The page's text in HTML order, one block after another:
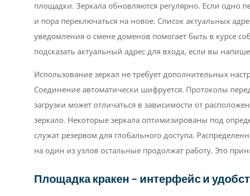
площадки. Зеркала обновляются регулярно. Если одно
и пора переключаться на новое. Список актуальных
уведомления о смене доменов помогает быть в курсе
подсказать актуальный адрес для входа, если вы
Использование зеркал не требует дополнительных
Соединение автоматически шифруется. Протоколы
загрузки может отличаться в зависимости от
зеркало. Некоторые зеркала оптимизированы под
служат резервом для глобального доступа.
на один из узлов остальные продолжат работу. Это
Площадка кракен – интерфейс и